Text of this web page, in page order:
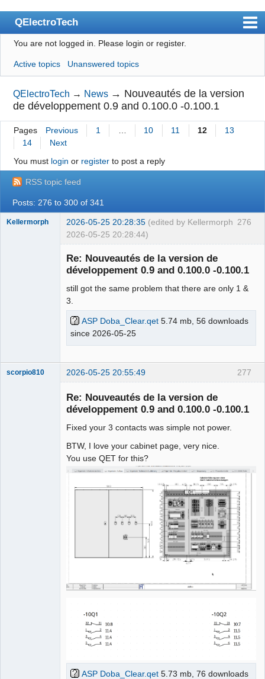
QElectroTech
Index
User list
Search
Register
Login
Wiki
BugTracker
Videos
Manual 0.9
Manual 0.8_cs
Google_Search
You are not logged in. Please login or register.
Active topics Unanswered topics
QElectroTech → News → Nouveautés de la version
de développement 0.9 and 0.100.0 -0.100.1
Pages Previous 1 10 11 12
13
14
Next
You must login or registerto post a reply
RSS topic feed
Posts: 276 to 300 of 341
276
Kellermorph 2026-05-25 20:28:35 (edited by Kellermorph
2026-05-25 20:28:44)
Re: Nouveautés de la version de
développement 0.9 and 0.100.0 -0.100.1
still got the same problem that there are only 1 &
3.
ASP Doba_Clear.qet 5.74 mb, 56 downloads
since 2026-05-25
277
scorpio810 2026-05-25 20:55:49
Re: Nouveautés de la version de
développement 0.9 and 0.100.0 -0.100.1
Fixed your 3 contacts was simple not power.
BTW, I love your cabinet page, very nice.
You use QET for this?
ASP Doba_Clear.qet 5.73 mb, 76 downloads